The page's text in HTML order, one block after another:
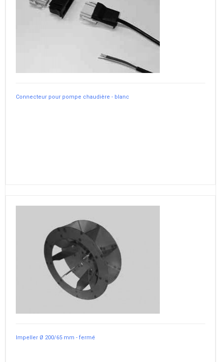
Connecteur pour pompe chaudière - blanc
Impeller Ø 200/65 mm - fermé